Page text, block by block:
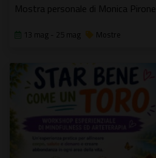
Mostra personale di Monica Pirone
13 mag - 25 mag Mostre